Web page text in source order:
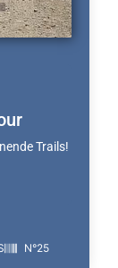
Trails!
N°25